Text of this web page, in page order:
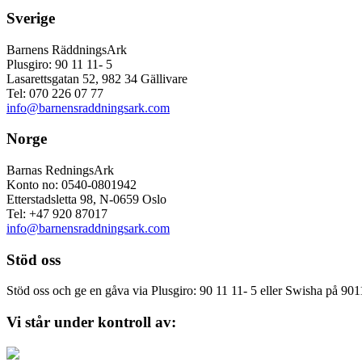
Sverige
Barnens RäddningsArk
Plusgiro: 90 11 11- 5
Lasarettsgatan 52, 982 34 Gällivare
Tel: 070 226 07 77
info@barnensraddningsark.com
Norge
Barnas RedningsArk
Konto no: 0540-0801942
Etterstadsletta 98, N-0659 Oslo
Tel: +47 920 87017
info@barnensraddningsark.com
Stöd oss
Stöd oss och ge en gåva via Plusgiro: 90 11 11- 5 eller Swisha på
Vi står under kontroll av: